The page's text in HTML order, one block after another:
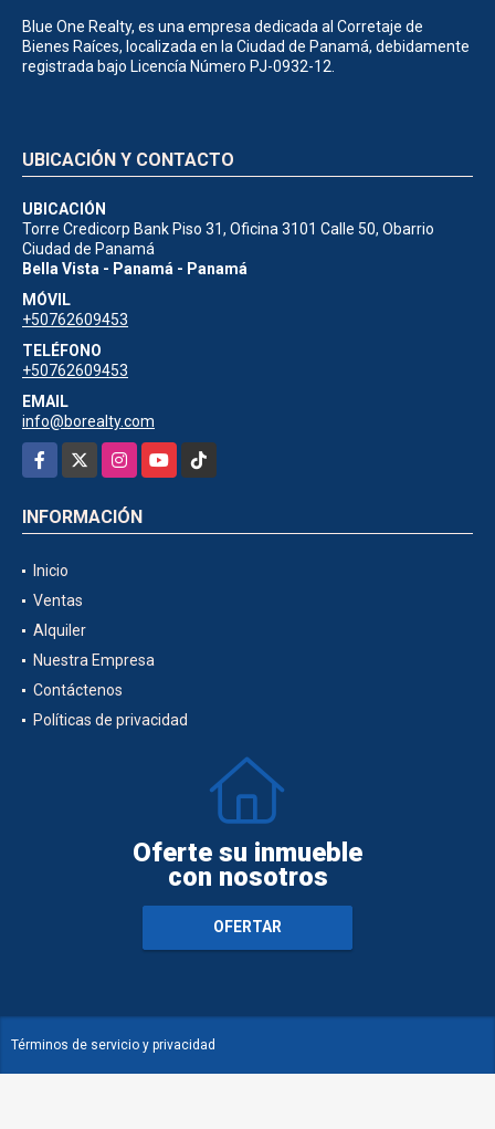
Blue One Realty, es una empresa dedicada al Corretaje de
Bienes Raíces, localizada en la Ciudad de Panamá, debidamente
registrada bajo Licencía Número PJ-0932-12.
UBICACIÓN Y CONTACTO
UBICACIÓN
Torre Credicorp Bank Piso 31, Oficina 3101 Calle 50, Obarrio
Ciudad de Panamá
Bella Vista - Panamá - Panamá
MÓVIL
+50762609453
TELÉFONO
+50762609453
EMAIL
info@borealty.com
Facebook
InstagramYouTubeTikTok
INFORMACIÓN
Inicio
Ventas
Alquiler
Nuestra Empresa
Contáctenos
Políticas de privacidad
Oferte su inmueble
con nosotros
OFERTAR
Términos de servicio y privacidad